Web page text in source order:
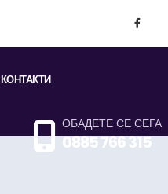
КОНТАКТИ
ОБАДЕТЕ СЕ СЕГА
0885 766 315